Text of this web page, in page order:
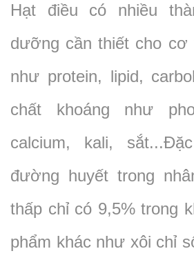
Hạt điều có nhiều
dưỡng cần thiết cho cơ
như protein, lipid,
chất khoáng như
calcium, kali,
đường huyết trong
thấp chỉ có 9,5% trong
phẩm khác như xôi chỉ